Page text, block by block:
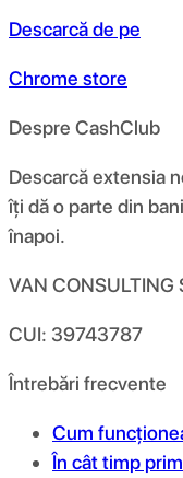
Descarcă de pe
Chrome store
Despre CashClub
Descarcă extensia
îți dă o parte din
înapoi.
VAN CONSULTING
CUI: 39743787
Întrebări frecvente
Cum
În cât timp